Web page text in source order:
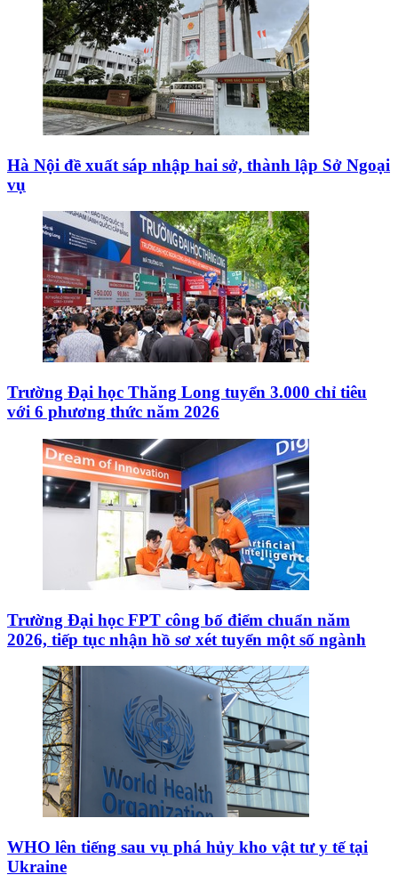
Hà Nội đề xuất sáp nhập hai sở, thành lập Sở Ngoại
vụ
Trường Đại học Thăng Long tuyển 3.000 chỉ tiêu
với 6 phương thức năm 2026
Trường Đại học FPT công bố điểm chuẩn năm
2026, tiếp tục nhận hồ sơ xét tuyển một số ngành
WHO lên tiếng sau vụ phá hủy kho vật tư y tế tại
Ukraine